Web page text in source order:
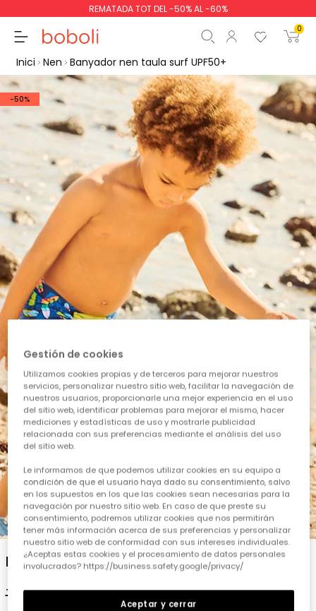
REMATADA TOT DEL -50% AL -60%
0
Subtotal 0,00 €
Total 0,00 €
Continua Començar la
Inici Nen Banyador nen taula surf UPF50+
-50%
1 2 3 4 5 6
Banyador nen taula surf UPF50+
19,95 € 9,95 €
Gestión de cookies
Utilizamos cookies propias y de terceros para mejorar nuestros
servicios, personalizar nuestro sitio web, facilitar la navegación de
nuestros usuarios, proporcionarle una mejor experiencia en el uso
del sitio web, identificar problemas para mejorar el mismo, hacer
mediciones y estadísticas de uso y mostrarle publicidad
relacionada con sus preferencias mediante el análisis del uso
del sitio web.
Le informamos de que podemos utilizar cookies en su equipo a
condición de que el usuario haya dado su consentimiento, salvo
en los supuestos en los que las cookies sean necesarias para la
navegación por nuestro sitio web. En caso de que preste su
consentimiento, podremos utilizar cookies que nos permitirán
tener más información acerca de sus preferencias y personalizar
nuestro sitio web de conformidad con sus intereses individuales.
¿Aceptas estas cookies y el procesamiento de datos personales
involucrados? https://business.safety.google/privacy/
Aceptar y cerrar